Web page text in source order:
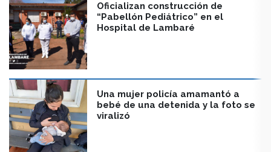
Oficializan construcción de
“Pabellón Pediátrico” en el
Hospital de Lambaré
Una mujer policía amamantó a
bebé de una detenida y la foto se
viralizó